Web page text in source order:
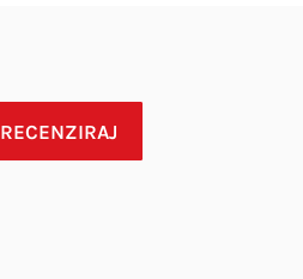
RECENZIRAJ